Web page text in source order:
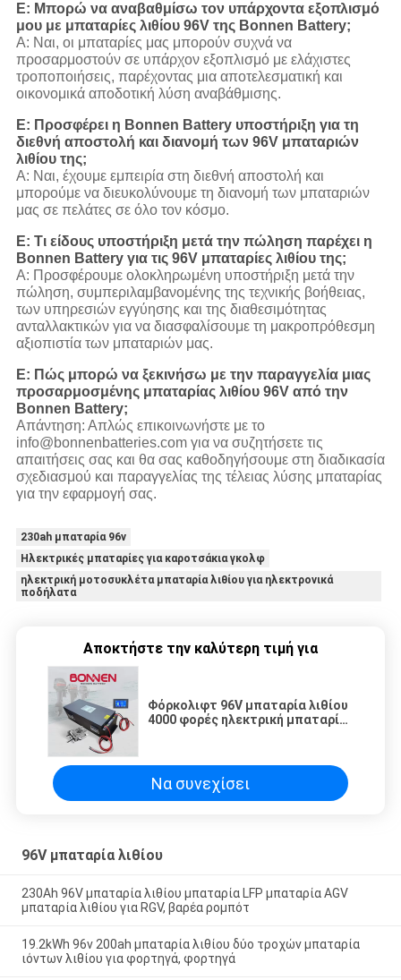
Ε: Μπορώ να αναβαθμίσω τον υπάρχοντα εξοπλισμό
μου με μπαταρίες λιθίου 96V της Bonnen Battery;
Α: Ναι, οι μπαταρίες μας μπορούν συχνά να
προσαρμοστούν σε υπάρχον εξοπλισμό με ελάχιστες
τροποποιήσεις, παρέχοντας μια αποτελεσματική και
οικονομικά αποδοτική λύση αναβάθμισης.
Ε: Προσφέρει η Bonnen Battery υποστήριξη για τη
διεθνή αποστολή και διανομή των 96V μπαταριών
λιθίου της;
Α: Ναι, έχουμε εμπειρία στη διεθνή αποστολή και
μπορούμε να διευκολύνουμε τη διανομή των μπαταριών
μας σε πελάτες σε όλο τον κόσμο.
Ε: Τι είδους υποστήριξη μετά την πώληση παρέχει η
Bonnen Battery για τις 96V μπαταρίες λιθίου της;
Α: Προσφέρουμε ολοκληρωμένη υποστήριξη μετά την
πώληση, συμπεριλαμβανομένης της τεχνικής βοήθειας,
των υπηρεσιών εγγύησης και της διαθεσιμότητας
ανταλλακτικών για να διασφαλίσουμε τη μακροπρόθεσμη
αξιοπιστία των μπαταριών μας.
Ε: Πώς μπορώ να ξεκινήσω με την παραγγελία μιας
προσαρμοσμένης μπαταρίας λιθίου 96V από την
Bonnen Battery;
Απάντηση: Απλώς επικοινωνήστε με το
info@bonnenbatteries.com για να συζητήσετε τις
απαιτήσεις σας και θα σας καθοδηγήσουμε στη διαδικασία
σχεδιασμού και παραγγελίας της τέλειας λύσης μπαταρίας
για την εφαρμογή σας.
230ah μπαταρία 96v
Ηλεκτρικές μπαταρίες για καροτσάκια γκολφ
ηλεκτρική μοτοσυκλέτα μπαταρία λιθίου για ηλεκτρονικά
ποδήλατα
Αποκτήστε την καλύτερη τιμή για
Φόρκολιφτ 96V μπαταρία λιθίου
4000 φορές ηλεκτρική μπαταρία
Να συνεχίσει
96V μπαταρία λιθίου
230Ah 96V μπαταρία λιθίου μπαταρία LFP μπαταρία AGV
μπαταρία λιθίου για RGV, βαρέα ρομπότ
19.2kWh 96v 200ah μπαταρία λιθίου δύο τροχών μπαταρία
ιόντων λιθίου για φορτηγά, φορτηγά